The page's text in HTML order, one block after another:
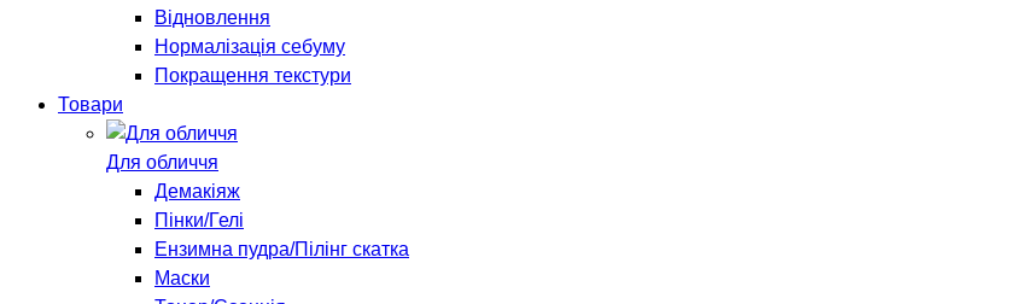
Відновлення
Нормалізація себуму
Покращення текстури
Товари
Для обличчя
Демакіяж
Пінки/Гелі
Ензимна пудра/Пілінг скатка
Маски